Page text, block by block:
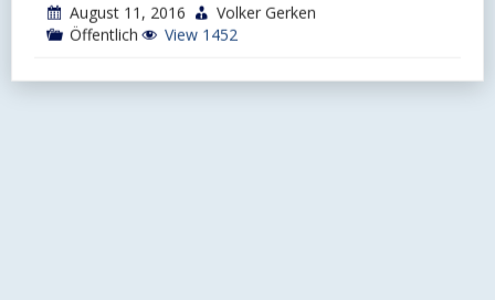
August 11, 2016
Volker Gerken
Öffentlich
View 1452